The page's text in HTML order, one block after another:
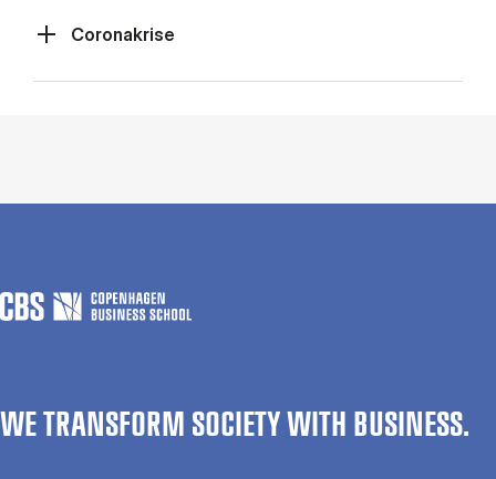
Coronakrise
WE TRANSFORM SOCIETY WITH BUSINESS.